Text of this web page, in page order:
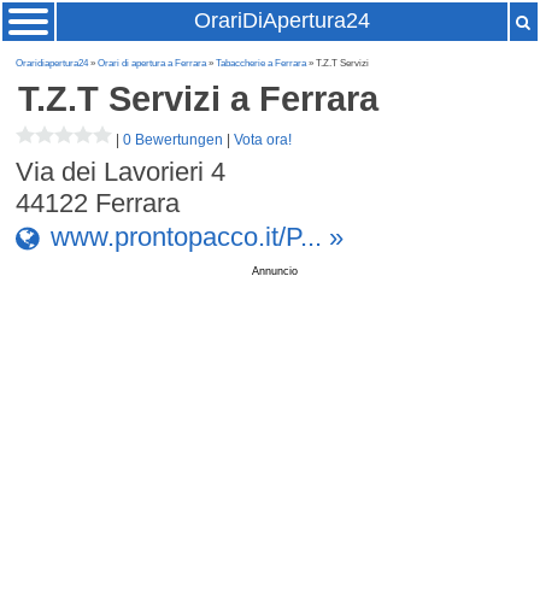
OrariDiApertura24
Oraridiapertura24»Orari di apertura a Ferrara»Tabaccherie a Ferrara» T.Z.T Servizi
T.Z.T Servizi a Ferrara
|0 Bewertungen |Vota ora!
Via dei Lavorieri 4
44122 Ferrara
www.prontopacco.it/P... »
Annuncio